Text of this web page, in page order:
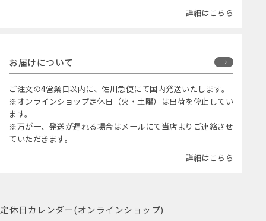
詳細はこちら
お届けについて
ご注文の4営業日以内に、佐川急便にて国内発送いたします。
※オンラインショップ定休日（火・土曜）は出荷を停止してい
ます。
※万が一、発送が遅れる場合はメールにて当店よりご連絡させ
ていただきます。
詳細はこちら
定休日カレンダー(オンラインショップ)